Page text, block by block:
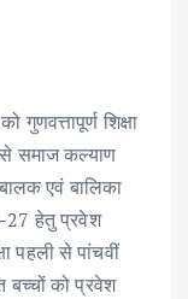
गुणवत्तापूर्ण शिक्षा
समाज कल्याण
बालक एवं बालिका
27 हेतु प्रवेश
पहली से पांचवीं
बच्चों को प्रवेश